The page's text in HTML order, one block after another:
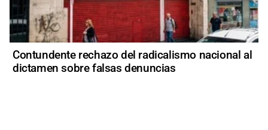
Contundente rechazo del radicalismo nacional al
dictamen sobre falsas denuncias